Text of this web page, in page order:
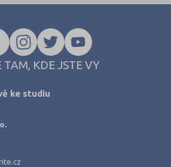
TAM, KDE JSTE VY
ke studiu